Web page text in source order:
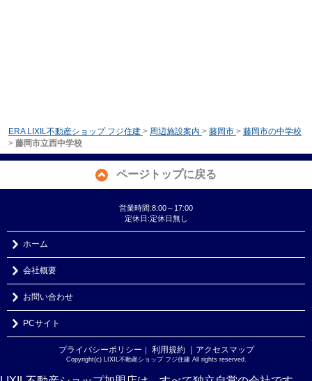
ERA LIXIL不動産ショップ フジ住建 > 周辺施設案内 > 藤岡市 > 藤岡市の中学校
> 藤岡市立西中学校
ページトップに戻る
営業時間:8:00～17:00
定休日:定休日無し
ホーム
会社概要
お問い合わせ
PCサイト
プライバシーポリシー ｜ 利用規約 ｜アクセスマップ
Copyright(c) LIXIL不動産ショップ フジ住建 All rights reserved.